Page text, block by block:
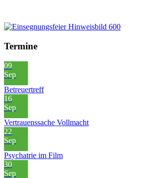
Termine
09
Sep
Betreuertreff
16
Sep
Vertrauenssache Vollmacht
22
Sep
Psychatrie im Film
30
Sep